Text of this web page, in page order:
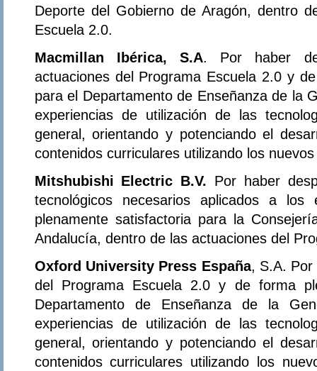
Deporte del Gobierno de Aragón, dentro
Escuela 2.0.
Macmillan Ibérica, S.A. Por haber
actuaciones del Programa Escuela 2.0 y
para el Departamento de Enseñanza de la
experiencias de utilización de las
general, orientando y potenciando el
contenidos curriculares utilizando los
Mitshubishi Electric B.V. Por haber
tecnológicos necesarios aplicados a los
plenamente satisfactoria para la
Andalucía, dentro de las actuaciones del
Oxford University Press España, S.A. Por
del Programa Escuela 2.0 y de forma
Departamento de Enseñanza de la
experiencias de utilización de las
general, orientando y potenciando el
contenidos curriculares utilizando los